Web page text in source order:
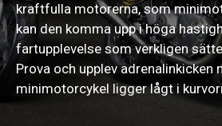
kraftfulla motorerna, som
kan den komma upp i höga
fartupplevelse som verkligen
Prova och upplev adrenalinkicken
minimotorcykel ligger lågt i